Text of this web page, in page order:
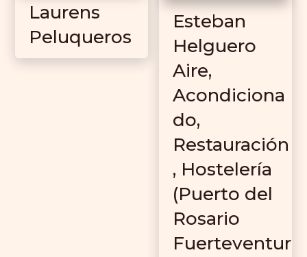
Laurens
Peluqueros
Esteban
Helguero
Aire,
Acondiciona
do,
Restauración
, Hostelería
(Puerto del
Rosario
Fuerteventur